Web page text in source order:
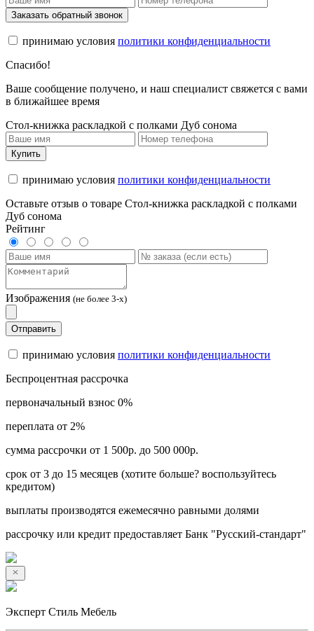
Заказать обратный звонок
принимаю условия политики конфиденциальности
Спасибо!
Ваше сообщение получено, и наш специалист свяжется с вами
в ближайшее время
Стол-книжка раскладкой с полками Дуб сонома
Купить
принимаю условия политики конфиденциальности
Оставьте отзыв о товаре Стол-книжка раскладкой с полками
Дуб сонома
Рейтинг
Изображения (не более 3-х)
Отправить
принимаю условия политики конфиденциальности
Беспроцентная рассрочка
первоначальный взнос 0%
переплата от 2%
сумма рассрочки от 1 500р. до 500 000р.
срок от 3 до 15 месяцев (хотите больше? воспользуйтесь
кредитом)
выплаты производятся ежемесячно равными долями
рассрочку или кредит предоставляет Банк "Русский-стандарт"
Эксперт Стиль Мебель